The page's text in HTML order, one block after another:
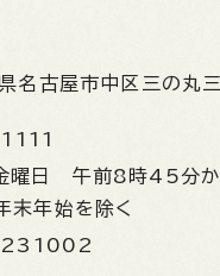
名古屋市中区三の丸
曜日 午前8時45分
末年始を除く